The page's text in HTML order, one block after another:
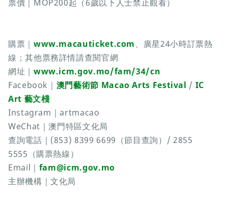
票價｜MOP200起（6歲以下人士禁止觀看）
購票｜ www.macauticket.com、廣星24小時訂票熱
線；其他票務詳情請查閱官網
網址｜ www.icm.gov.mo/fam/34/cn
Facebook｜ 澳門藝術節 Macao Arts Festival / IC
Art 藝文棧
Instagram｜artmacao
WeChat｜澳門特區文化局
查詢電話｜(853) 8399 6699（節目查詢）/ 2855
5555（購票熱線）
Email｜ fam@icm.gov.mo
主辦機構｜文化局